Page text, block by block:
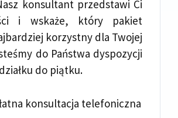
konsultant przedstawi Ci
i wskaże, który pakiet
korzystny dla Twojej
do Państwa dyspozycji
do piątku.
konsultacja telefoniczna